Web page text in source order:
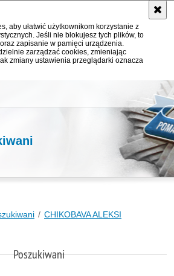
aby ułatwić użytkownikom korzystanie z
Jeśli nie blokujesz tych plików, to
zapisanie w pamięci urządzenia.
zarządzać cookies, zmieniając
zmiany ustawienia przeglądarki oznacza
CHIKOBAVA ALEKSI
Poszukiwani